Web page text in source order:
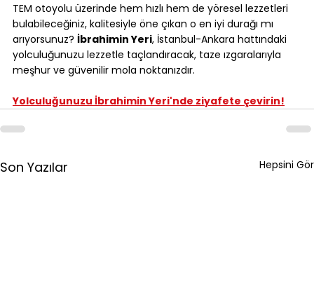
TEM otoyolu üzerinde hem hızlı hem de yöresel lezzetleri
bulabileceğiniz, kalitesiyle öne çıkan o en iyi durağı mı
arıyorsunuz? İbrahimin Yeri, İstanbul-Ankara hattındaki
yolculuğunuzu lezzetle taçlandıracak, taze ızgaralarıyla
meşhur ve güvenilir mola noktanızdır.
Yolculuğunuzu İbrahimin Yeri'nde ziyafete çevirin!
Son Yazılar Hepsini Gör